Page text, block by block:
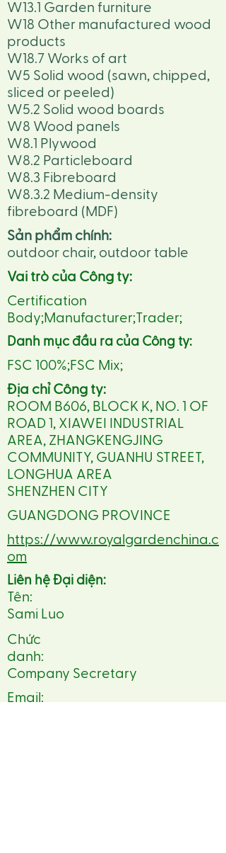
W13.1 Garden furniture
W18 Other manufactured wood
products
W18.7 Works of art
W5 Solid wood (sawn, chipped,
sliced or peeled)
W5.2 Solid wood boards
W8 Wood panels
W8.1 Plywood
W8.2 Particleboard
W8.3 Fibreboard
W8.3.2 Medium-density
fibreboard (MDF)
Sản phẩm chính:
outdoor chair, outdoor table
Vai trò của Công ty:
Certification
Body;Manufacturer;Trader;
Danh mục đầu ra của Công ty:
FSC 100%;FSC Mix;
Địa chỉ Công ty:
ROOM B606, BLOCK K, NO. 1 OF
ROAD 1, XIAWEI INDUSTRIAL
AREA, ZHANGKENGJING
COMMUNITY, GUANHU STREET,
LONGHUA AREA
SHENZHEN CITY
GUANGDONG PROVINCE
https://www.royalgardenchina.c
om
Liên hệ Đại diện:
Tên:
Sami Luo
Chức
danh:
Company Secretary
Email: